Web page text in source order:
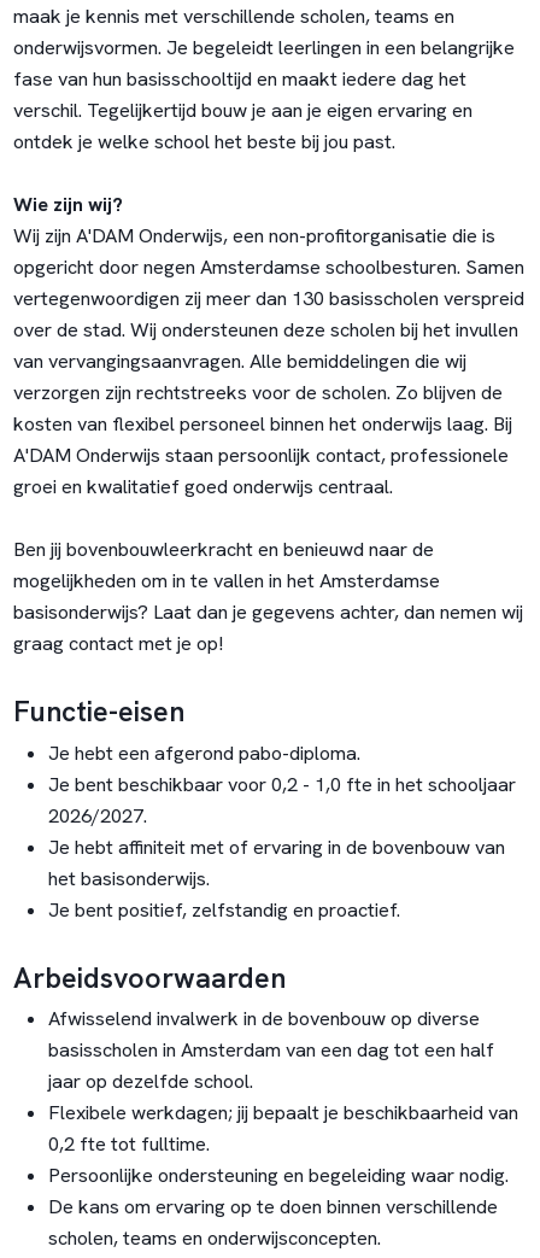
maak je kennis met verschillende scholen, teams en
onderwijsvormen. Je begeleidt leerlingen in een belangrijke
fase van hun basisschooltijd en maakt iedere dag het
verschil. Tegelijkertijd bouw je aan je eigen ervaring en
ontdek je welke school het beste bij jou past.
Wie zijn wij?
Wij zijn A'DAM Onderwijs, een non-profitorganisatie die is
opgericht door negen Amsterdamse schoolbesturen. Samen
vertegenwoordigen zij meer dan 130 basisscholen verspreid
over de stad. Wij ondersteunen deze scholen bij het invullen
van vervangingsaanvragen. Alle bemiddelingen die wij
verzorgen zijn rechtstreeks voor de scholen. Zo blijven de
kosten van flexibel personeel binnen het onderwijs laag. Bij
A'DAM Onderwijs staan persoonlijk contact, professionele
groei en kwalitatief goed onderwijs centraal.
Ben jij bovenbouwleerkracht en benieuwd naar de
mogelijkheden om in te vallen in het Amsterdamse
basisonderwijs? Laat dan je gegevens achter, dan nemen wij
graag contact met je op!
Functie-eisen
Je hebt een afgerond pabo-diploma.
Je bent beschikbaar voor 0,2 - 1,0 fte in het schooljaar
2026/2027.
Je hebt affiniteit met of ervaring in de bovenbouw van
het basisonderwijs.
Je bent positief, zelfstandig en proactief.
Arbeidsvoorwaarden
Afwisselend invalwerk in de bovenbouw op diverse
basisscholen in Amsterdam van een dag tot een half
jaar op dezelfde school.
Flexibele werkdagen; jij bepaalt je beschikbaarheid van
0,2 fte tot fulltime.
Persoonlijke ondersteuning en begeleiding waar nodig.
De kans om ervaring op te doen binnen verschillende
scholen, teams en onderwijsconcepten.